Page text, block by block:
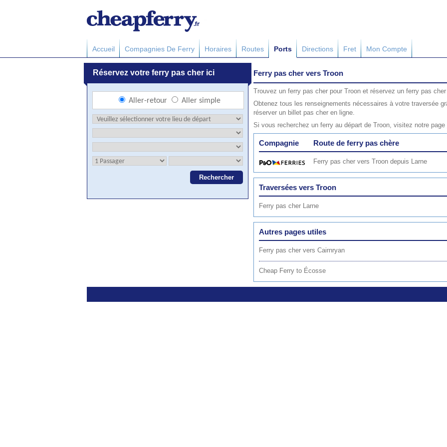
Accueil Compagnies De Ferry Horaires Routes Ports Directions Fret Mon Compte
Ferry pas cher vers Troon
Trouvez un ferry pas cher pour Troon et réservez un ferry pas
Obtenez tous les renseignements nécessaires à votre traversée
réserver un billet pas cher en ligne.
Si vous recherchez un ferry au départ de Troon, visitez notre page
Compagnie Route de ferry pas chère
Ferry pas cher vers Troon depuis Larne
Traversées vers Troon
Ferry pas cher Larne
Autres pages utiles
Ferry pas cher vers Cairnryan
Cheap Ferry to Écosse